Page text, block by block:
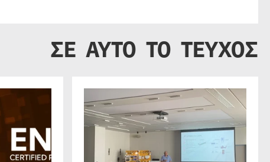
ΣΕ ΑΥΤΟ ΤΟ ΤΕΥΧΟΣ